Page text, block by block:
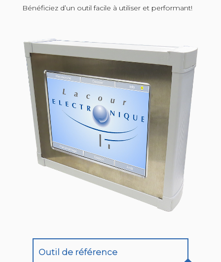
Bénéficiez d’un outil facile à utiliser et performant!
Outil de référence